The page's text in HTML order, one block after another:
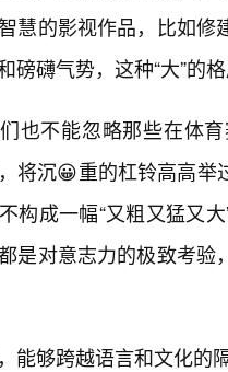
慧的影视作品，比如
磅礴气势，这种“大”的
也不能忽略那些在体
将沉😀重的杠铃高高
构成一幅“又粗又猛又
是对意志力的极致考
能够跨越语言和文化的